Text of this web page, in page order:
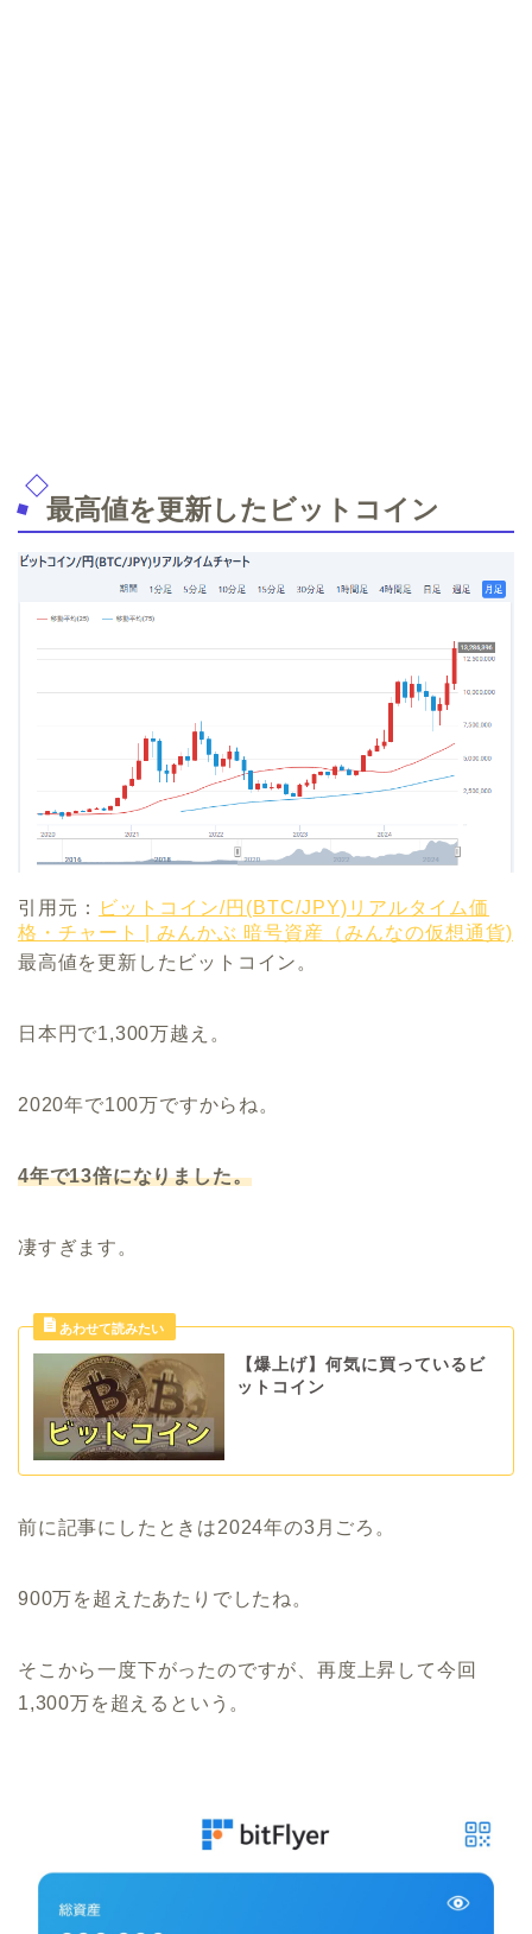
最高値を更新したビットコイン
引用元：
ビットコイン/円(BTC/JPY)リアルタイム価
格・チャート | みんかぶ 暗号資産（みんなの仮想通貨)
最高値を更新したビットコイン。
日本円で1,300万越え。
2020年で100万ですからね。
4年で13倍になりました。
凄すぎます。
【爆上げ】何気に買っているビ
ットコイン
前に記事にしたときは2024年の3月ごろ。
900万を超えたあたりでしたね。
そこから一度下がったのですが、再度上昇して今回
1,300万を超えるという。